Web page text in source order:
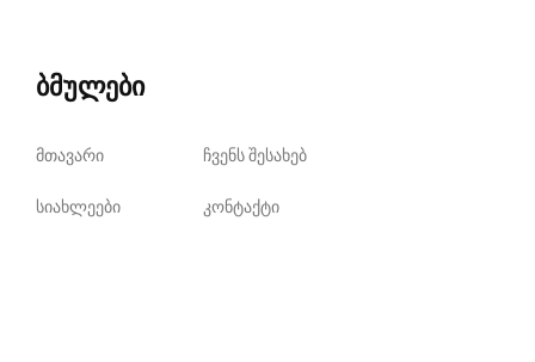
ბმულები
მთავარი ჩვენს შესახებ
სიახლეები კონტაქტი